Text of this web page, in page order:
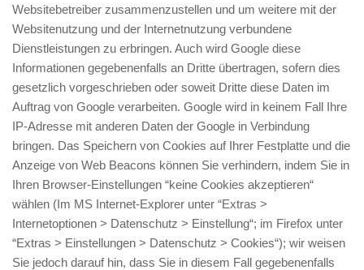
Websitebetreiber zusammenzustellen und um weitere mit der
Websitenutzung und der Internetnutzung verbundene
Dienstleistungen zu erbringen. Auch wird Google diese
Informationen gegebenenfalls an Dritte übertragen, sofern dies
gesetzlich vorgeschrieben oder soweit Dritte diese Daten im
Auftrag von Google verarbeiten. Google wird in keinem Fall Ihre
IP-Adresse mit anderen Daten der Google in Verbindung
bringen. Das Speichern von Cookies auf Ihrer Festplatte und die
Anzeige von Web Beacons können Sie verhindern, indem Sie in
Ihren Browser-Einstellungen “keine Cookies akzeptieren“
wählen (Im MS Internet-Explorer unter “Extras >
Internetoptionen > Datenschutz > Einstellung“; im Firefox unter
“Extras > Einstellungen > Datenschutz > Cookies“); wir weisen
Sie jedoch darauf hin, dass Sie in diesem Fall gegebenenfalls